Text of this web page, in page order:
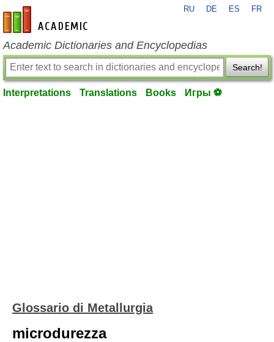
en-academic.com
RU DE ES FR
Academic Dictionaries and Encyclopedias
Search!
Interpretations Translations Books Игры ⚽
Glossario di Metallurgia
microdurezza